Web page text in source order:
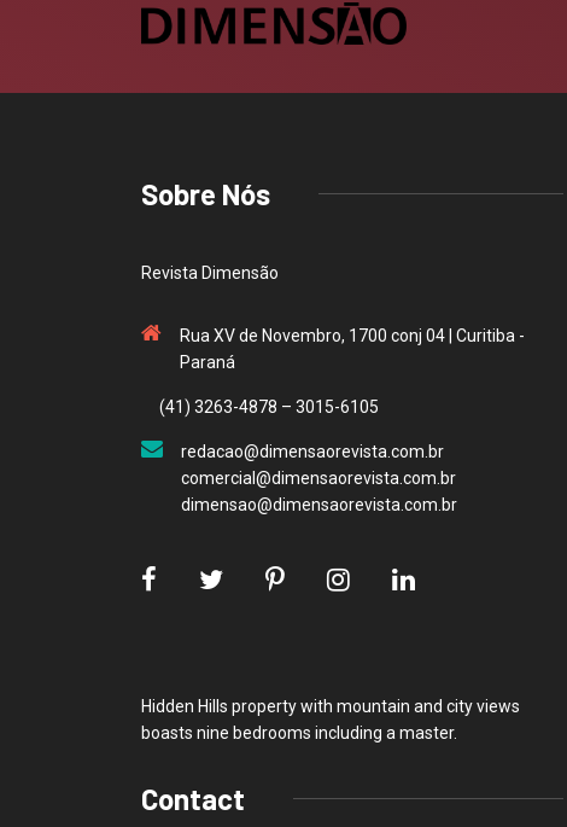
Sobre Nós
Revista Dimensão
Rua XV de Novembro, 1700 conj 04 | Curitiba -
Paraná
(41) 3263-4878 – 3015-6105
redacao@dimensaorevista.com.br
comercial@dimensaorevista.com.br
dimensao@dimensaorevista.com.br
Hidden Hills property with mountain and city views
boasts nine bedrooms including a master.
Contact